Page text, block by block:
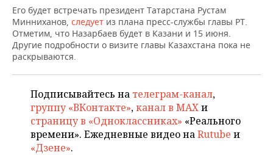
ВУЗЫ ТАТАРСТАНА
КОМУ ПРИНАДЛЕЖАТ
ТОРГОВЫЕ ЦЕНТРЫ
ТАТАРСТАНА
БАНКИ
БЮДЖЕТ
ПРОМЫШЛЕННОСТИ
АГРОПРОМ
МАШИНОСТРОЕНИЕ
НЕФТЕХИМИЯ
НЕФТЬ
ОПК
НОВОСТИ НЕДВИЖИМОСТИ
АВТО
НОВОСТИ АВТО
БИЗНЕС
РОЗНИЧНАЯ ТОРГОВЛЯ
ТРАНСПОРТ
НОВОСТИ ТЕХНОЛОГИЙ
МЕРОПРИЯТИЯ
НОВОСТИ МЕРОПРИЯТИЙ
СПОРТ
Его будет встречать президент Татарстана Рустам
Минниханов, следует из плана пресс-службы главы РТ.
Отметим, что Назарбаев будет в Казани и 15 июня.
Другие подробности о визите главы Казахстана пока не
раскрываются.
Подписывайтесь на телеграм-канал,
группу «ВКонтакте»,канал в MAXи
страницу в «Одноклассниках» «Реального
времени». Ежедневные видео наRutube и
«Дзене».